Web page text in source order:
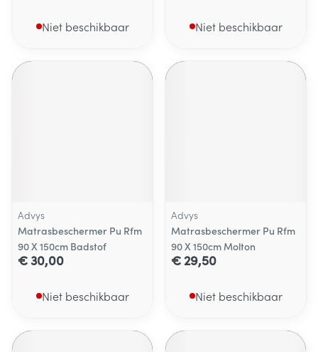
Niet beschikbaar Niet beschikbaar
Advys
Matrasbeschermer Pu Rfm
90 X 150cm Badstof
€ 30,00
Niet beschikbaar
Advys
Matrasbeschermer Pu Rfm
90 X 150cm Molton
€ 29,50
Niet beschikbaar